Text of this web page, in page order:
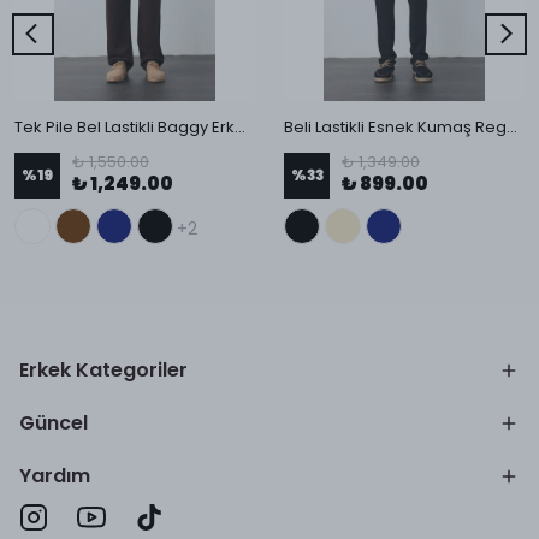
Tek Pile Bel Lastikli Baggy Erkek Kumaş Pantolon
%19
₺ 1,550.00
₺ 1,249.00
+2
Beli Lastikli Esnek Kumaş Regular Pantolon
%33
₺ 1,349.00
₺ 899.00
Erkek Kategoriler
Güncel
Yardım